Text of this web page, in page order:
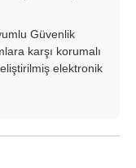
Güvenlik
karşı korumalı
elektronik